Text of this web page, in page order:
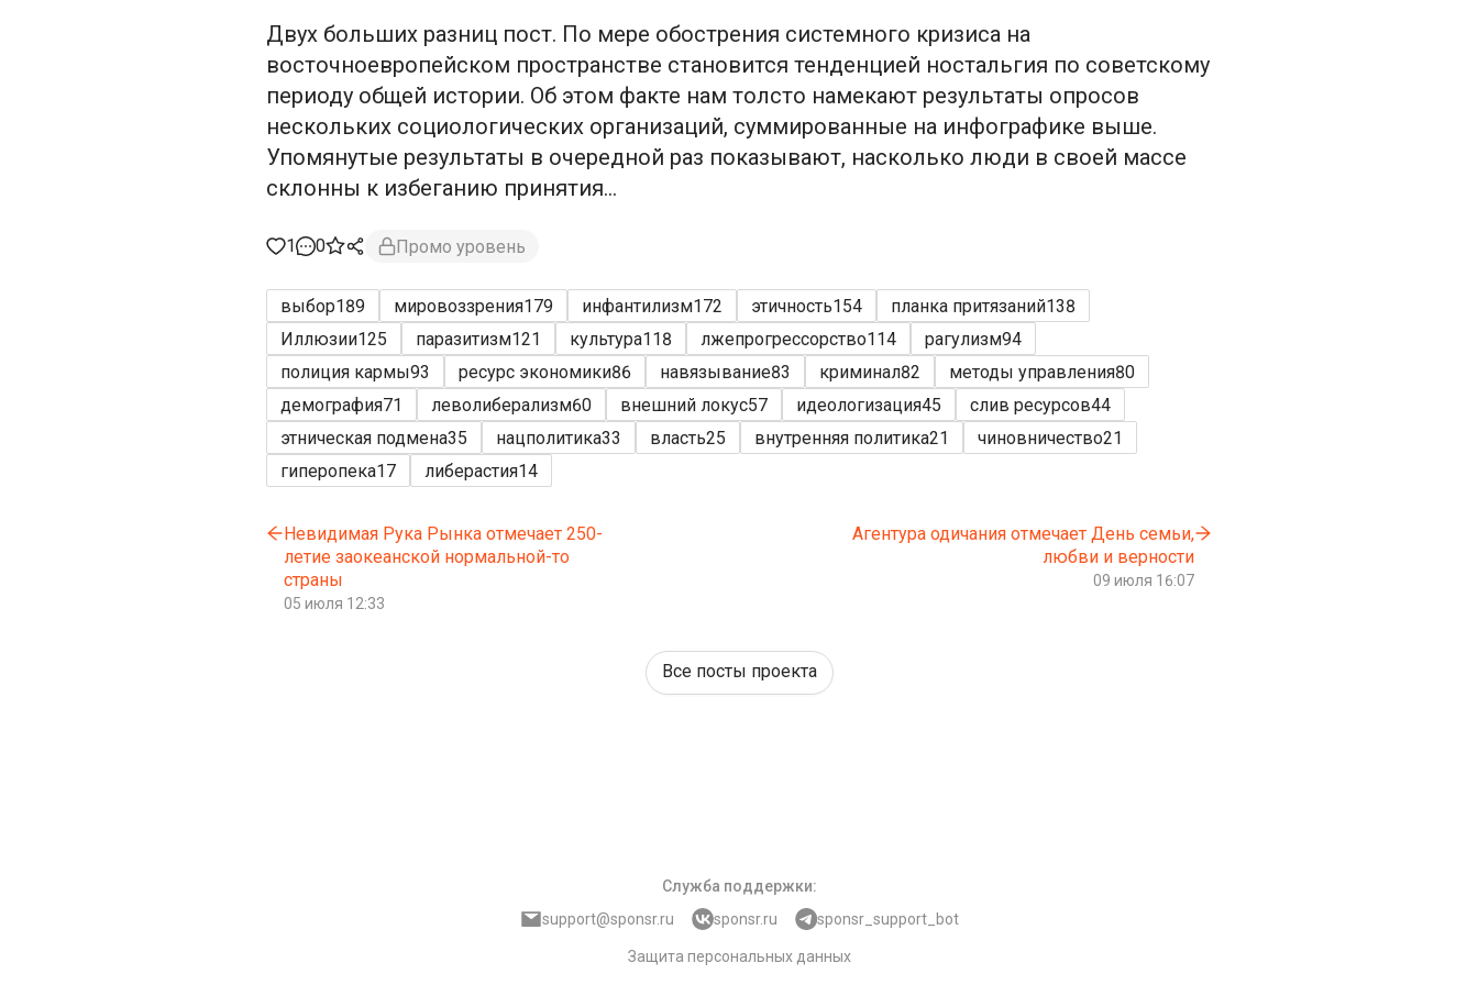
Двух больших разниц пост. По мере обострения системного кризиса на
восточноевропейском пространстве становится тенденцией ностальгия по советскому
периоду общей истории. Об этом факте нам толсто намекают результаты опросов
нескольких социологических организаций, суммированные на инфографике выше.
Упомянутые результаты в очередной раз показывают, насколько люди в своей массе
склонны к избеганию принятия...
1 0 Промо уровень
выбор189 мировоззрения179 инфантилизм172 этичность154 планка притязаний138
Иллюзии125 паразитизм121 культура118 лжепрогрессорство114 рагулизм94
полиция кармы93 ресурс экономики86 навязывание83 криминал82 методы управления80
демография71 леволиберализм60 внешний локус57 идеологизация45 слив ресурсов44
этническая подмена35 нацполитика33 власть25 внутренняя политика21 чиновничество21
гиперопека17 либерастия14
Невидимая Рука Рынка отмечает 250-
летие заокеанской нормальной-то
страны
05 июля 12:33
Агентура одичания отмечает День семьи,
любви и верности
09 июля 16:07
Все посты проекта
Служба поддержки:
support@sponsr.ru
sponsr.ru sponsr_support_bot
Защита персональных данных